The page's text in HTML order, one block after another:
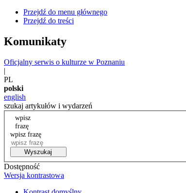
Przejdź do menu głównego
Przejdź do treści
Komunikaty
Oficjalny serwis o kulturze w Poznaniu
|
PL
polski
english
szukaj artykułów i wydarzeń
wpisz
frazę
wpisz frazę
Wyszukaj
Dostępność
Wersja kontrastowa